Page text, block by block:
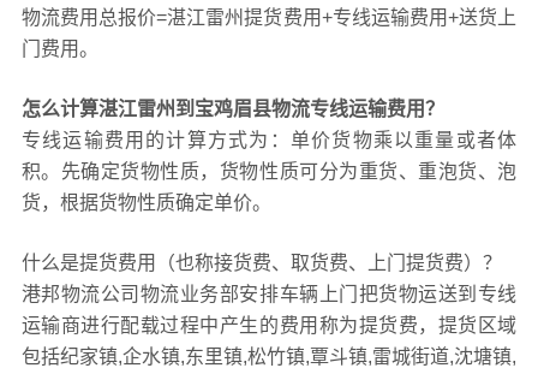
物流费用总报价=湛江雷州提货费用+专线运输费用+送货上
门费用。
怎么计算湛江雷州到宝鸡眉县物流专线运输费用？
专线运输费用的计算方式为：单价货物乘以重量或者体
积。先确定货物性质，货物性质可分为重货、重泡货、泡
货，根据货物性质确定单价。
什么是提货费用（也称接货费、取货费、上门提货费）？
港邦物流公司物流业务部安排车辆上门把货物运送到专线
运输商进行配载过程中产生的费用称为提货费，提货区域
包括纪家镇,企水镇,东里镇,松竹镇,覃斗镇,雷城街道,沈塘镇,